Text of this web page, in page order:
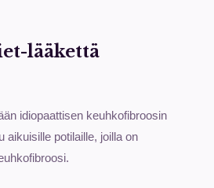
lääkettä
idiopaattisen keuhkofibroosin
aikuisille potilaille, joilla on